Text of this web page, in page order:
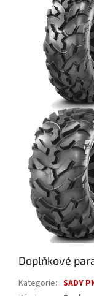
Doplňkové
Kategorie: SADY